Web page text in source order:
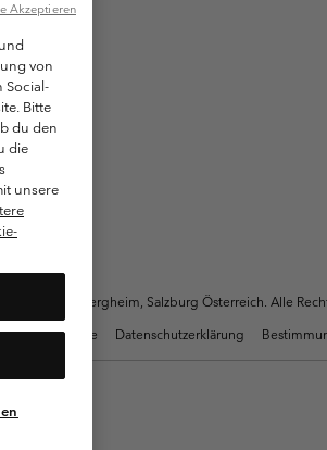
1, 5101 Bergheim, Salzburg Österreich. Alle
Garantie Datenschutzerklärung
von
Social-
Bitte
du den
die
unsere
Akzeptieren